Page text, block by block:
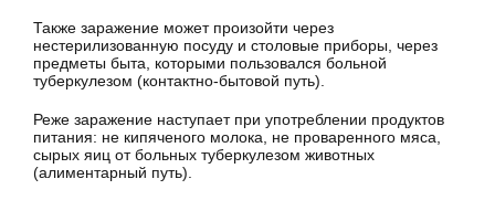
Также заражение может произойти через
нестерилизованную посуду и столовые приборы, через
предметы быта, которыми пользовался больной
туберкулезом (контактно-бытовой путь).
Реже заражение наступает при употреблении продуктов
питания: не кипяченого молока, не проваренного мяса,
сырых яиц от больных туберкулезом животных
(алиментарный путь).